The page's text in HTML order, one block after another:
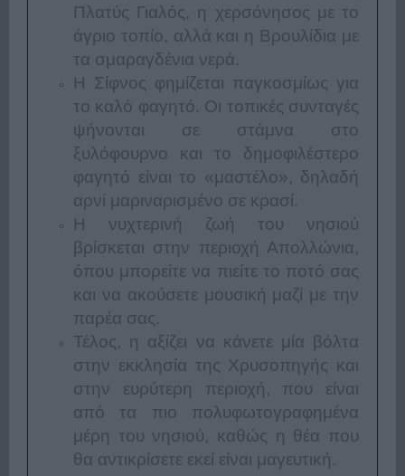
Πλατύς Γιαλός, η χερσόνησος με το
άγριο τοπίο, αλλά και η Βρουλίδια με
τα σμαραγδένια νερά.
Η Σίφνος φημίζεται παγκοσμίως για
το καλό φαγητό. Οι τοπικές συνταγές
ψήνονται σε στάμνα στο
ξυλόφουρνο και το δημοφιλέστερο
φαγητό είναι το «μαστέλο», δηλαδή
αρνί μαριναρισμένο σε κρασί.
Η νυχτερινή ζωή του νησιού
βρίσκεται στην περιοχή Απολλώνια,
όπου μπορείτε να πιείτε το ποτό σας
και να ακούσετε μουσική μαζί με την
παρέα σας.
Τέλος, η αξίζει να κάνετε μία βόλτα
στην εκκλησία της Χρυσοπηγής και
στην ευρύτερη περιοχή, που είναι
από τα πιο πολυφωτογραφημένα
μέρη του νησιού, καθώς η θέα που
θα αντικρίσετε εκεί είναι μαγευτική.